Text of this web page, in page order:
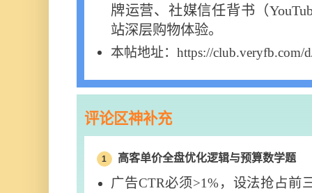
牌运营、社媒信任背书（
站深层购物体验。
本帖地址：https://club.veryfb.com/
评论区神补充
1 高客单价全盘优化逻辑与预算数学题
广告CTR必须>1%，设法抢占前